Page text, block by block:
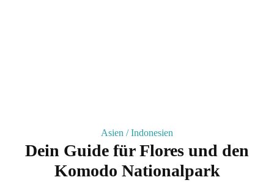
Asien /Indonesien
Dein Gui­de für Flo­res und den
Komo­do Nationalpark